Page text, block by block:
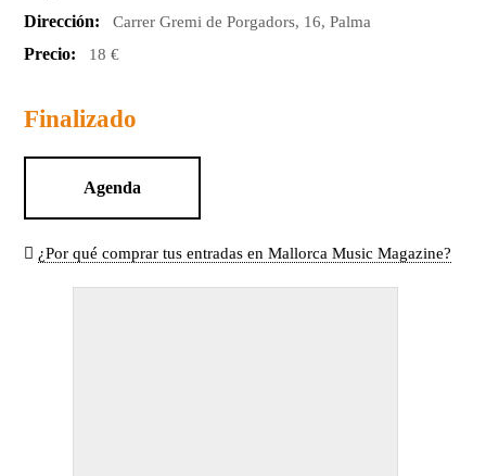
Dirección: Carrer Gremi de Porgadors, 16, Palma
Precio: 18 €
Finalizado
Agenda
¿Por qué comprar tus entradas en Mallorca Music Magazine?